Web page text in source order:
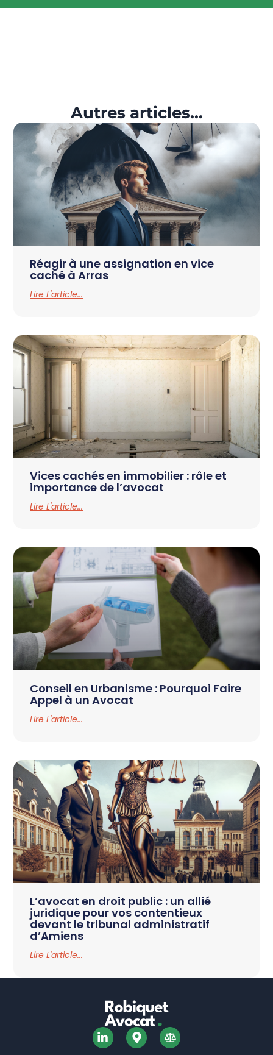
Autres articles...
Réagir à une assignation en vice
caché à Arras
Lire L'article...
Vices cachés en immobilier : rôle et
importance de l’avocat
Lire L'article...
Conseil en Urbanisme : Pourquoi Faire
Appel à un Avocat
Lire L'article...
L’avocat en droit public : un allié
juridique pour vos contentieux
devant le tribunal administratif
d’Amiens
Lire L'article...